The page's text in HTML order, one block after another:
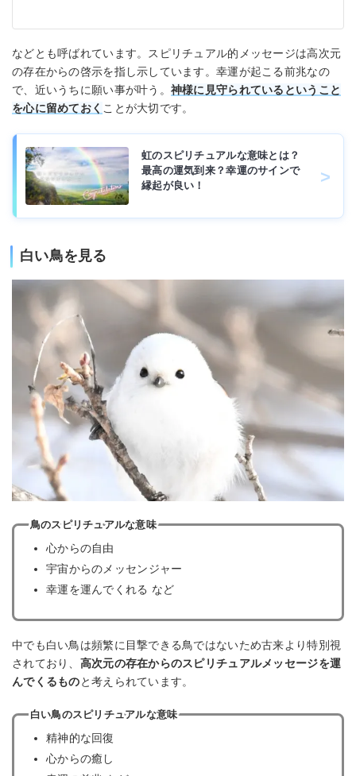
などとも呼ばれています。スピリチュアル的メッセージは高次元
の存在からの啓示を指し示しています。幸運が起こる前兆なの
で、近いうちに願い事が叶う。 神様に見守られているということ
を心に留めておく ことが大切です。
虹のスピリチュアルな意味とは？
最高の運気到来？幸運のサインで
縁起が良い！
白い鳥を見る
鳥のスピリチュアルな意味
心からの自由
宇宙からのメッセンジャー
幸運を運んでくれる など
中でも白い鳥は頻繁に目撃できる鳥ではないため古来より特別視
されており、 高次元の存在からのスピリチュアルメッセージを運
んでくるものと考えられています。
白い鳥のスピリチュアルな意味
精神的な回復
心からの癒し